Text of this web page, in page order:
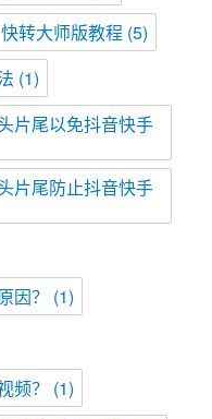
快转大师版教程 (5)
(1)
片尾以免抖音快手
片尾防止抖音快手
因？ (1)
频？ (1)